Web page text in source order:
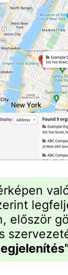
először